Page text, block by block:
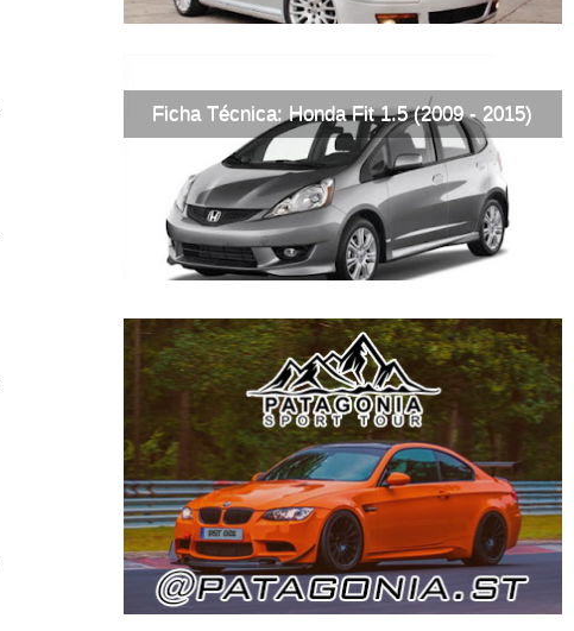
Ficha Técnica: Honda Fit 1.5 (2009 - 2015)